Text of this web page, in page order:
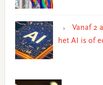
Vanaf 2
het AI is of